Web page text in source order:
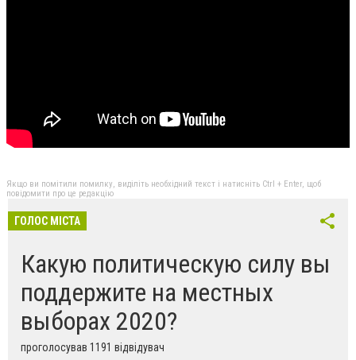
Якщо ви помітили помилку, виділіть необхідний текст і натисніть Ctrl + Enter, щоб
повідомити про це редакцію
ГОЛОС МІСТА
Какую политическую силу вы
поддержите на местных
выборах 2020?
проголосував 1191 відвідувач